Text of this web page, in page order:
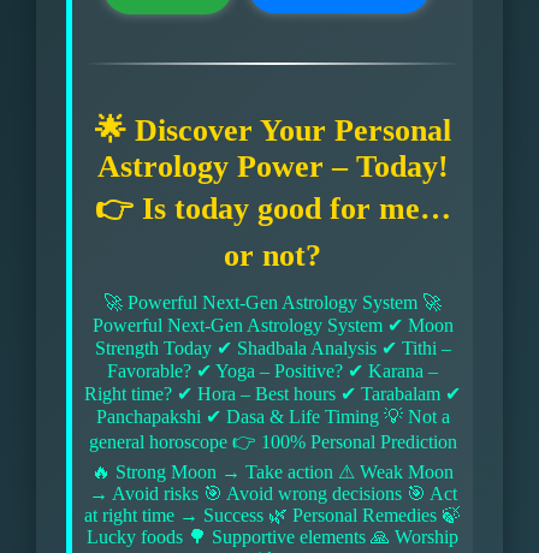
🌟 Discover Your Personal
Astrology Power – Today!
👉 Is today good for me…
or not?
🚀 Powerful Next-Gen Astrology System 🚀
Powerful Next-Gen Astrology System ✔ Moon
Strength Today ✔ Shadbala Analysis ✔ Tithi –
Favorable? ✔ Yoga – Positive? ✔ Karana –
Right time? ✔ Hora – Best hours ✔ Tarabalam ✔
Panchapakshi ✔ Dasa & Life Timing 💡 Not a
general horoscope 👉 100% Personal Prediction
🔥 Strong Moon → Take action ⚠ Weak Moon
→ Avoid risks 🎯 Avoid wrong decisions 🎯 Act
at right time → Success 🌿 Personal Remedies 🍃
Lucky foods 🌳 Supportive elements 🙏 Worship